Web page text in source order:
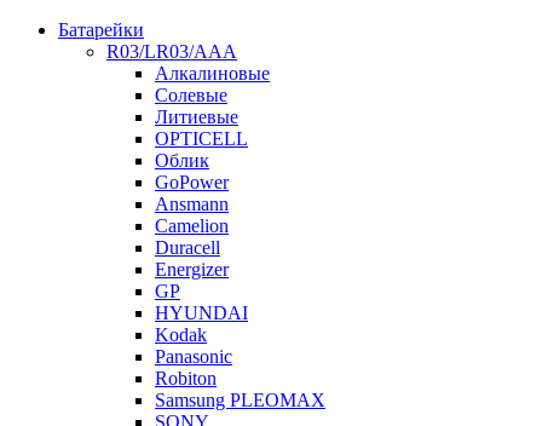
Батарейки
R03/LR03/AAA
Алкалиновые
Солевые
Литиевые
OPTICELL
Облик
GoPower
Ansmann
Camelion
Duracell
Energizer
GP
HYUNDAI
Kodak
Panasonic
Robiton
Samsung PLEOMAX
SONY